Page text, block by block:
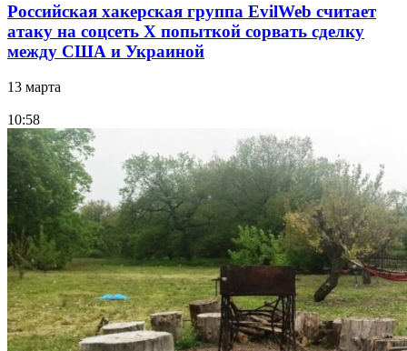
Российская хакерская группа EvilWeb считает
атаку на соцсеть Х попыткой сорвать сделку
между США и Украиной
13 марта
10:58